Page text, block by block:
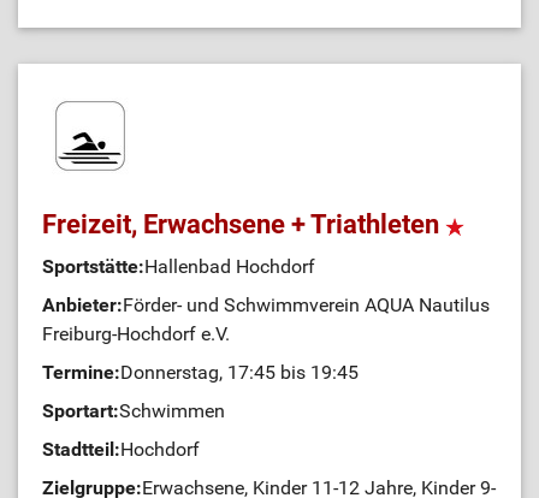
Freizeit, Erwachsene + Triathleten
Sportstätte:Hallenbad Hochdorf
Anbieter:Förder- und Schwimmverein AQUA Nautilus
Freiburg-Hochdorf e.V.
Termine:Donnerstag, 17:45 bis 19:45
Sportart:Schwimmen
Stadtteil:Hochdorf
Zielgruppe:Erwachsene, Kinder 11-12 Jahre, Kinder 9-